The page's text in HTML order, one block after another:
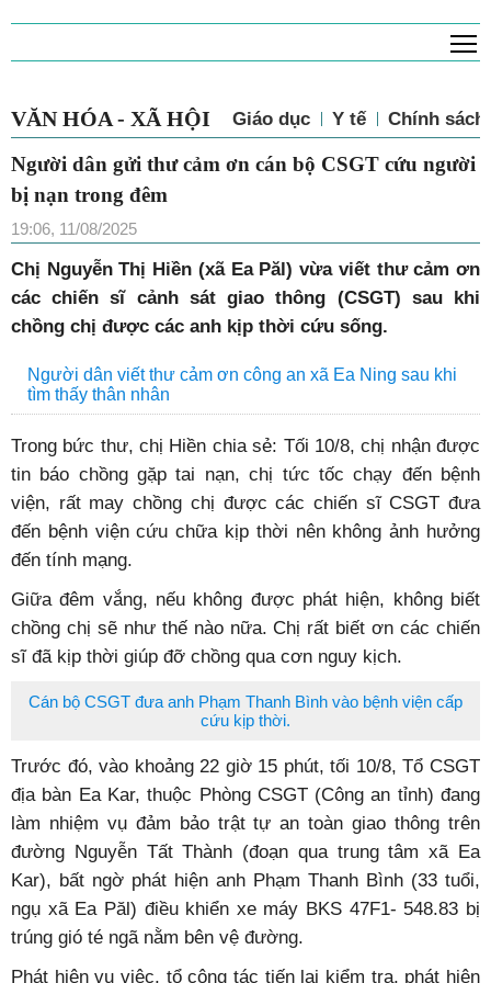
VĂN HÓA - XÃ HỘI Giáo dục Y tế Chính sách
Người dân gửi thư cảm ơn cán bộ CSGT cứu người
bị nạn trong đêm
19:06, 11/08/2025
Chị Nguyễn Thị Hiền (xã Ea Păl) vừa viết thư cảm ơn
các chiến sĩ cảnh sát giao thông (CSGT) sau khi
chồng chị được các anh kịp thời cứu sống.
Người dân viết thư cảm ơn công an xã Ea Ning sau khi
tìm thấy thân nhân
Trong bức thư, chị Hiền chia sẻ: Tối 10/8, chị nhận được
tin báo chồng gặp tai nạn, chị tức tốc chạy đến bệnh
viện, rất may chồng chị được các chiến sĩ CSGT đưa
đến bệnh viện cứu chữa kịp thời nên không ảnh hưởng
đến tính mạng.
Giữa đêm vắng, nếu không được phát hiện, không biết
chồng chị sẽ như thế nào nữa. Chị rất biết ơn các chiến
sĩ đã kịp thời giúp đỡ chồng qua cơn nguy kịch.
Cán bộ CSGT đưa anh Phạm Thanh Bình vào bệnh viện cấp
cứu kịp thời.
Trước đó, vào khoảng 22 giờ 15 phút, tối 10/8, Tổ CSGT
địa bàn Ea Kar, thuộc Phòng CSGT (Công an tỉnh) đang
làm nhiệm vụ đảm bảo trật tự an toàn giao thông trên
đường Nguyễn Tất Thành (đoạn qua trung tâm xã Ea
Kar), bất ngờ phát hiện anh Phạm Thanh Bình (33 tuổi,
ngụ xã Ea Păl) điều khiển xe máy BKS 47F1- 548.83 bị
trúng gió té ngã nằm bên vệ đường.
Phát hiện vụ việc, tổ công tác tiến lại kiểm tra, phát hiện